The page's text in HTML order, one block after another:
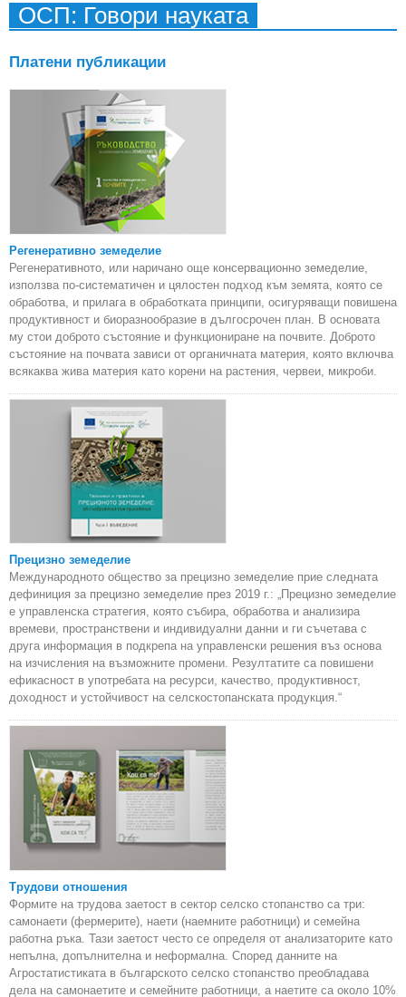
ОСП: Говори науката
Платени публикации
Регенеративно земеделие
Регенеративното, или наричано още консервационно земеделие,
използва по-систематичен и цялостен подход към земята, която се
обработва, и прилага в обработката принципи, осигуряващи повишена
продуктивност и биоразнообразие в дългосрочен план. В основата
му стои доброто състояние и функциониране на почвите. Доброто
състояние на почвата зависи от органичната материя, която включва
всякаква жива материя като корени на растения, червеи, микроби.
Прецизно земеделие
Международното общество за прецизно земеделие прие следната
дефиниция за прецизно земеделие през 2019 г.: „Прецизно земеделие
е управленска стратегия, която събира, обработва и анализира
времеви, пространствени и индивидуални данни и ги съчетава с
друга информация в подкрепа на управленски решения въз основа
на изчисления на възможните промени. Резултатите са повишени
ефикасност в употребата на ресурси, качество, продуктивност,
доходност и устойчивост на селскостопанската продукция.“
Трудови отношения
Формите на трудова заетост в сектор селско стопанство са три:
самонаети (фермерите), наети (наемните работници) и семейна
работна ръка. Тази заетост често се определя от анализаторите като
непълна, допълнителна и неформална. Според данните на
Агростатистиката в българското селско стопанство преобладава
дела на самонаетите и семейните работници, а наетите са около 10%